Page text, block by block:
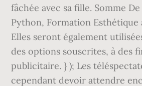
fâchée avec sa fille. Somme
Python, Formation Esthétique
Elles seront également
des options souscrites, à des
publicitaire. } ); Les
cependant devoir attendre